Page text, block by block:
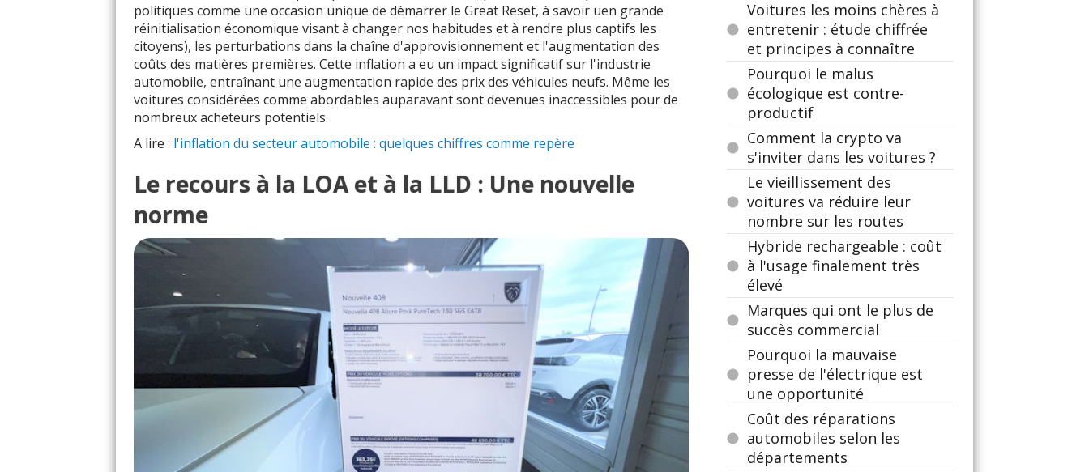
politiques comme une occasion unique de démarrer le Great Reset, à savoir uen grande
réinitialisation économique visant à changer nos habitudes et à rendre plus captifs les
citoyens), les perturbations dans la chaîne d'approvisionnement et l'augmentation des
coûts des matières premières. Cette inflation a eu un impact significatif sur l'industrie
automobile, entraînant une augmentation rapide des prix des véhicules neufs. Même les
voitures considérées comme abordables auparavant sont devenues inaccessibles pour de
nombreux acheteurs potentiels.
A lire : l'inflation du secteur automobile : quelques chiffres comme repère
Le recours à la LOA et à la LLD : Une nouvelle
norme
Voitures les moins chères à
entretenir : étude chiffrée
et principes à connaître
Pourquoi le malus
écologique est contre-
productif
Comment la crypto va
s'inviter dans les voitures ?
Le vieillissement des
voitures va réduire leur
nombre sur les routes
Hybride rechargeable : coût
à l'usage finalement très
élevé
Marques qui ont le plus de
succès commercial
Pourquoi la mauvaise
presse de l'électrique est
une opportunité
Coût des réparations
automobiles selon les
départements